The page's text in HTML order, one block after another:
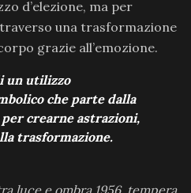
d’elezione, ma per
una trasformazione
grazie all’emozione.
un utilizzo
che parte dalla
crearne astrazioni,
trasformazione.